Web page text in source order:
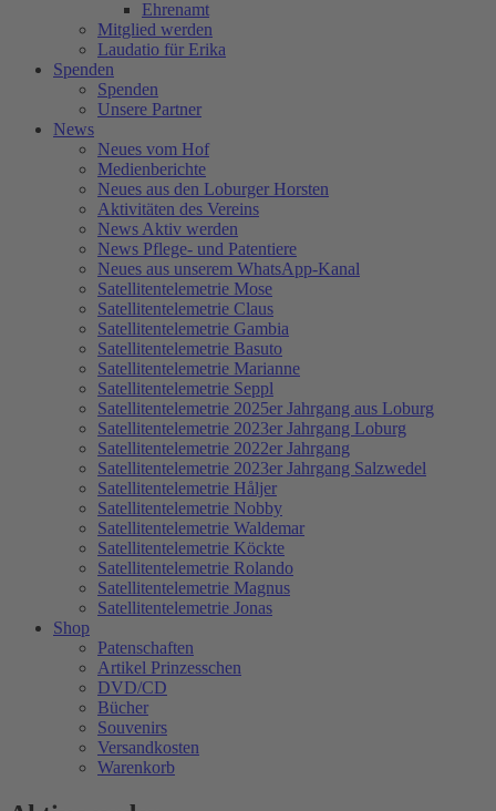
Ehrenamt
Mitglied werden
Laudatio für Erika
Spenden
Spenden
Unsere Partner
News
Neues vom Hof
Medienberichte
Neues aus den Loburger Horsten
Aktivitäten des Vereins
News Aktiv werden
News Pflege- und Patentiere
Neues aus unserem WhatsApp-Kanal
Satellitentelemetrie Mose
Satellitentelemetrie Claus
Satellitentelemetrie Gambia
Satellitentelemetrie Basuto
Satellitentelemetrie Marianne
Satellitentelemetrie Seppl
Satellitentelemetrie 2025er Jahrgang aus Loburg
Satellitentelemetrie 2023er Jahrgang Loburg
Satellitentelemetrie 2022er Jahrgang
Satellitentelemetrie 2023er Jahrgang Salzwedel
Satellitentelemetrie Håljer
Satellitentelemetrie Nobby
Satellitentelemetrie Waldemar
Satellitentelemetrie Köckte
Satellitentelemetrie Rolando
Satellitentelemetrie Magnus
Satellitentelemetrie Jonas
Shop
Patenschaften
Artikel Prinzesschen
DVD/CD
Bücher
Souvenirs
Versandkosten
Warenkorb